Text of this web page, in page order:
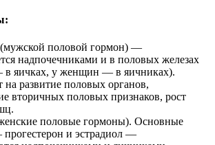
(мужской половой гормон) —
надпочечниками и в половых железах
яичках, у женщин — в яичниках).
на развитие половых органов,
вторичных половых признаков, рост
половые гормоны). Основные
и эстрадиол —